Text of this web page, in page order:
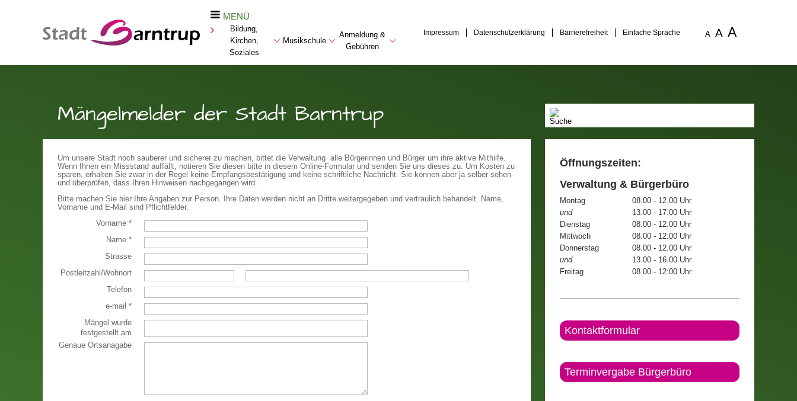
MENÜ
Bildung,
Kirchen,
Soziales
Musikschule
Anmeldung &
Gebühren
Impressum Datenschutzerklärung Barrierefreiheit Einfache Sprache A A A
Mängelmelder der Stadt Barntrup
Um unsere Stadt noch sauberer und sicherer zu machen, bittet die Verwaltung alle Bürgerinnen und Bürger um ihre aktive Mithilfe.
Wenn Ihnen ein Missstand auffällt, notieren Sie diesen bitte in diesem Online-Formular und senden Sie uns dieses zu. Um Kosten zu
sparen, erhalten Sie zwar in der Regel keine Empfangsbestätigung und keine schriftliche Nachricht. Sie können aber ja selber sehen
und überprüfen, dass Ihren Hinweisen nachgegangen wird.
Bitte machen Sie hier Ihre Angaben zur Person. Ihre Daten werden nicht an Dritte weitergegeben und vertraulich behandelt. Name,
Vorname und E-Mail sind Pflichtfelder.
Vorname *
Name *
Strasse
Postleitzahl /Wohnort
Telefon
e-mail *
Mängel wurde
festgestellt am
Genaue Ortsanagabe
Öffnungszeiten:
Verwaltung & Bürgerbüro
Montag
08.00 - 12.00 Uhr
und
13.00 - 17.00 Uhr
Dienstag
08.00 - 12.00 Uhr
Mittwoch
08.00 - 12.00 Uhr
Donnerstag
08.00 - 12.00 Uhr
und
13.00 - 16.00 Uhr
Freitag
08.00 - 12:00 Uhr
Kontaktformular
Terminvergabe Bürgerbüro